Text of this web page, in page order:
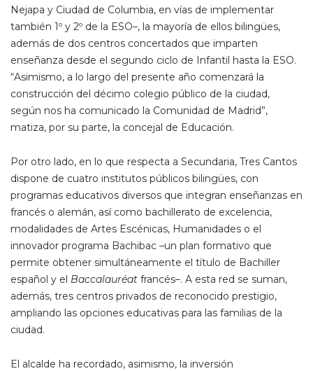
Nejapa y Ciudad de Columbia, en vías de implementar
también 1º y 2º de la ESO–, la mayoría de ellos bilingües,
además de dos centros concertados que imparten
enseñanza desde el segundo ciclo de Infantil hasta la ESO.
“Asimismo, a lo largo del presente año comenzará la
construcción del décimo colegio público de la ciudad,
según nos ha comunicado la Comunidad de Madrid”,
matiza, por su parte, la concejal de Educación.
Por otro lado, en lo que respecta a Secundaria, Tres Cantos
dispone de cuatro institutos públicos bilingües, con
programas educativos diversos que integran enseñanzas en
francés o alemán, así como bachillerato de excelencia,
modalidades de Artes Escénicas, Humanidades o el
innovador programa Bachibac –un plan formativo que
permite obtener simultáneamente el título de Bachiller
español y el Baccalauréat francés–. A esta red se suman,
además, tres centros privados de reconocido prestigio,
ampliando las opciones educativas para las familias de la
ciudad.
El alcalde ha recordado, asimismo, la inversión